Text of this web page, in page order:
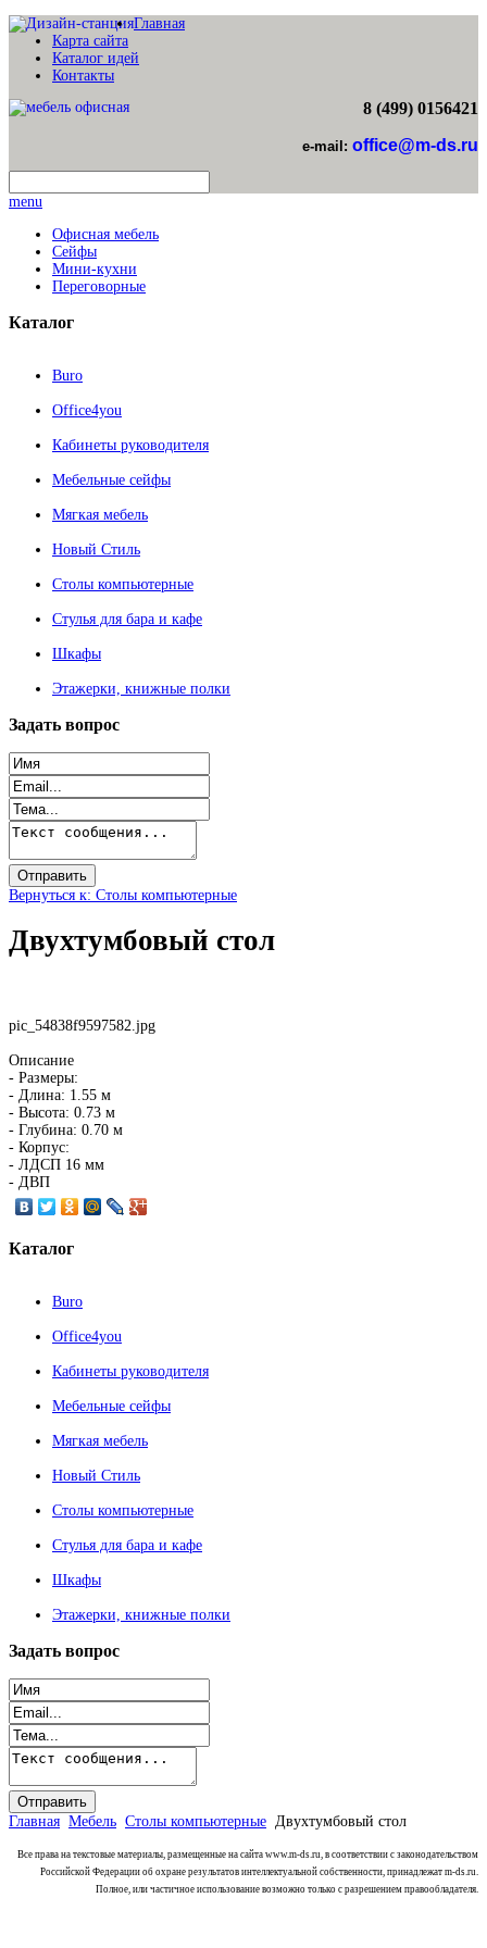
Главная
Карта сайта
Каталог идей
Контакты
8 (499) 0156421
e-mail: office@m-ds.ru
menu
Офисная мебель
Сейфы
Мини-кухни
Переговорные
Каталог
Buro
Office4you
Кабинеты руководителя
Мебельные сейфы
Мягкая мебель
Новый Стиль
Столы компьютерные
Стулья для бара и кафе
Шкафы
Этажерки, книжные полки
Задать вопрос
Вернуться к: Столы компьютерные
Двухтумбовый стол
pic_54838f9597582.jpg
Описание
- Размеры:
- Длина: 1.55 м
- Высота: 0.73 м
- Глубина: 0.70 м
- Корпус:
- ЛДСП 16 мм
- ДВП
Каталог
Buro
Office4you
Кабинеты руководителя
Мебельные сейфы
Мягкая мебель
Новый Стиль
Столы компьютерные
Стулья для бара и кафе
Шкафы
Этажерки, книжные полки
Задать вопрос
Главная Мебель Столы компьютерные Двухтумбовый стол
Все права на текстовые материалы, размещенные на сайта www.m-ds.ru, в соответствии с законодательством
Российской Федерации об охране результатов интеллектуальной собственности, принадлежат m-ds.ru.
Полное, или частичное использование возможно только с разрешением правообладателя.